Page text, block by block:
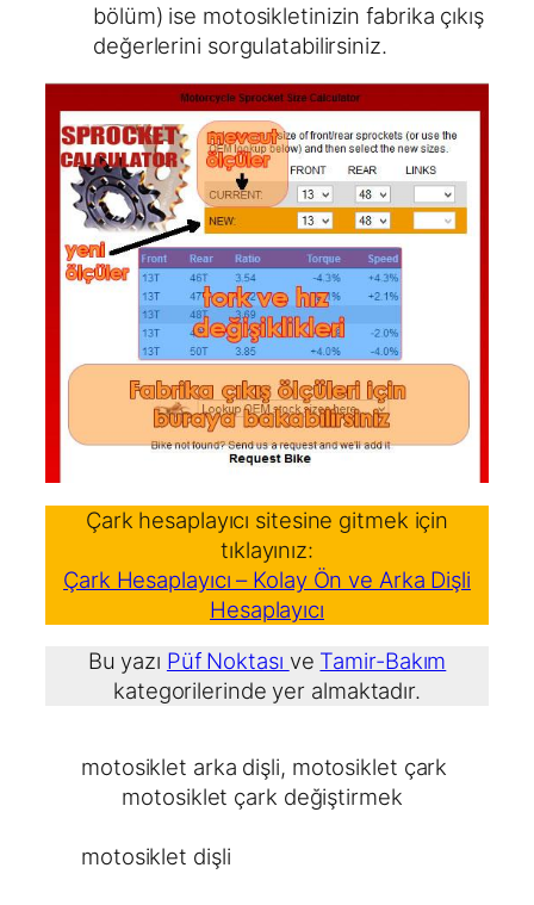
bölüm) ise motosikletinizin fabrika çıkış
değerlerini sorgulatabilirsiniz.
Çark hesaplayıcı sitesine gitmek için
tıklayınız:
Çark Hesaplayıcı – Kolay Ön ve Arka Dişli
Hesaplayıcı
Bu yazı Püf Noktası ve Tamir-Bakım
kategorilerinde yer almaktadır.
motosiklet arka dişli, motosiklet çark
motosiklet çark değiştirmek
motosiklet dişli